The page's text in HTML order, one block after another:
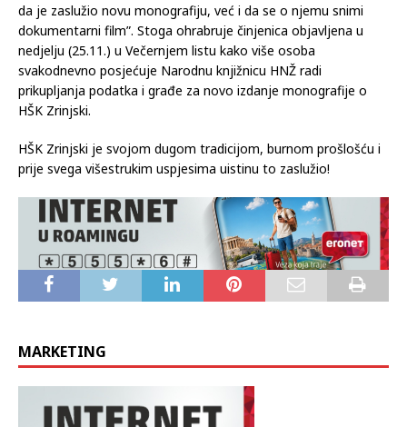
da je zaslužio novu monografiju, već i da se o njemu snimi
dokumentarni film”. Stoga ohrabruje činjenica objavljena u
nedjelju (25.11.) u Večernjem listu kako više osoba
svakodnevno posjećuje Narodnu knjižnicu HNŽ radi
prikupljanja podatka i građe za novo izdanje monografije o
HŠK Zrinjski.
HŠK Zrinjski je svojom dugom tradicijom, burnom prošlošću i
prije svega višestrukim uspjesima uistinu to zaslužio!
MARKETING